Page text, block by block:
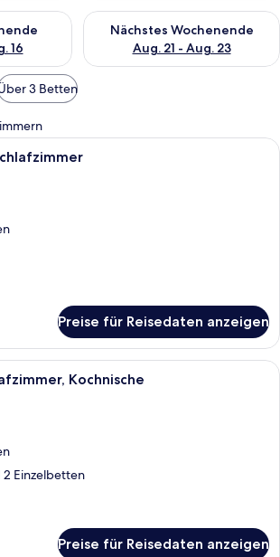
16
für dieses Wochenende, Aug. 14
Nächstes Wochenende
Aug. 21 - Aug. 23
Überprüfe die Verfügbarkeit
3 Betten
Ein Hotelzimmer mit Bett,
Preise für Reisedaten anzeigen
Ein Hotelzimmer mit Bett,
Kochnische
Einzelbetten
Preise für Reisedaten anzeigen